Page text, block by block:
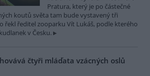
Pratura, který je po částečné
koutů světa tam bude vystavený tři
řekl ředitel zooparku Vít Lukáš, podle kterého
v Česku.
čtyři mláďata vzácných oslů